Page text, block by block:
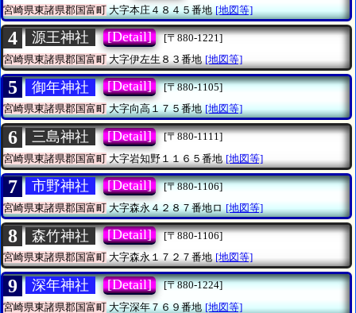
宮崎県東諸県郡国富町大字本庄４８４５番地 [地図等]
4 源王神社 [Detail]
[〒880-1221]
宮崎県東諸県郡国富町 大字伊左生８３番地 [地図等]
5 御年神社 [Detail]
[〒880-1105]
宮崎県東諸県郡国富町大字向高１７５番地 [地図等]
6 三島神社 [Detail]
[〒880-1111]
宮崎県東諸県郡国富町 大字岩知野１１６５番地 [地図等]
7 市野神社 [Detail]
[〒880-1106]
宮崎県東諸県郡国富町大字森永４２８７番地ロ [地図等]
8 森竹神社 [Detail]
[〒880-1106]
宮崎県東諸県郡国富町大字森永１７２７番地 [地図等]
9 深年神社 [Detail]
[〒880-1224]
宮崎県東諸県郡国富町大字深年７６９番地 [地図等]